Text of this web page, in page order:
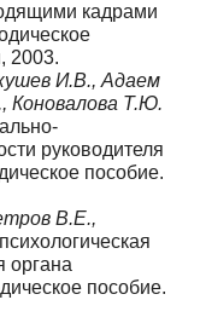
кадрами
2003.
И.В., Адаем
Коновалова Т.Ю.
руководителя
пособие.
В.Е.,
органа
пособие.